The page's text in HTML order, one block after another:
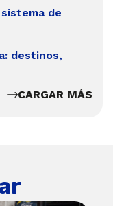
de
destinos,
CARGAR MÁS